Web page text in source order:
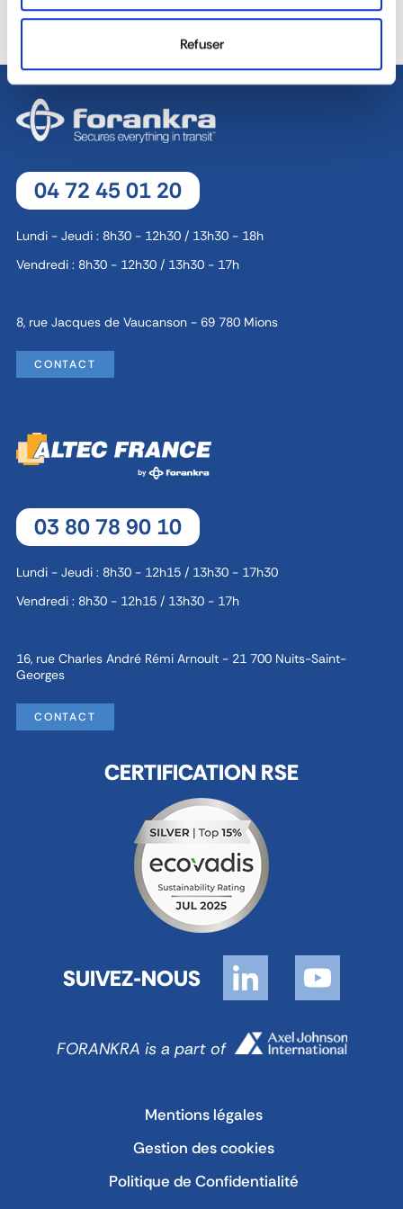
Refuser
VOTRE SERVICE
DÉDIÉE
04 72 45 01 20
Lundi - Jeudi : 8h30 - 12h30 / 13h30 - 18h
Vendredi : 8h30 - 12h30 / 13h30 - 17h
8, rue Jacques de Vaucanson - 69 780 Mions
CONTACT
03 80 78 90 10
Lundi - Jeudi : 8h30 - 12h15 / 13h30 - 17h30
Vendredi : 8h30 - 12h15 / 13h30 - 17h
16, rue Charles André Rémi Arnoult - 21 700 Nuits-Saint-
Georges
CONTACT
CERTIFICATION RSE
SUIVEZ-NOUS
FORANKRA is a part of
Mentions légales
Gestion des cookies
Politique de Confidentialité